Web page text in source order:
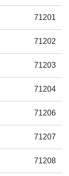
71201
71202
71203
71204
71206
71207
71208